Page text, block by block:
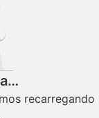
recarregando